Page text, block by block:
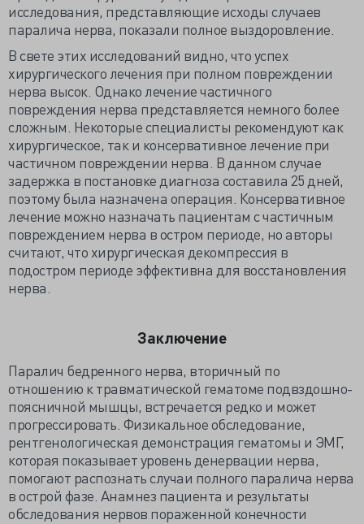
исследования, представляющие исходы случаев
паралича нерва, показали полное выздоровление.
В свете этих исследований видно, что успех
хирургического лечения при полном повреждении
нерва высок. Однако лечение частичного
повреждения нерва представляется немного более
сложным. Некоторые специалисты рекомендуют как
хирургическое, так и консервативное лечение при
частичном повреждении нерва. В данном случае
задержка в постановке диагноза составила 25 дней,
поэтому была назначена операция. Консервативное
лечение можно назначать пациентам с частичным
повреждением нерва в остром периоде, но авторы
считают, что хирургическая декомпрессия в
подостром периоде эффективна для восстановления
нерва.
Заключение
Паралич бедренного нерва, вторичный по
отношению к травматической гематоме подвздошно-
поясничной мышцы, встречается редко и может
прогрессировать. Физикальное обследование,
рентгенологическая демонстрация гематомы и ЭМГ,
которая показывает уровень денервации нерва,
помогают распознать случаи полного паралича нерва
в острой фазе. Анамнез пациента и результаты
обследования нервов пораженной конечности